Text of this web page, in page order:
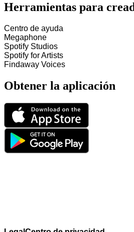
Herramientas para
Centro de ayuda
Megaphone
Spotify Studios
Spotify for Artists
Findaway Voices
Obtener la aplicación